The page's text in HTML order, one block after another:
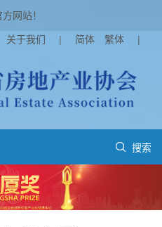
网站！
关于我们 | 简体 繁体 |
 搜索